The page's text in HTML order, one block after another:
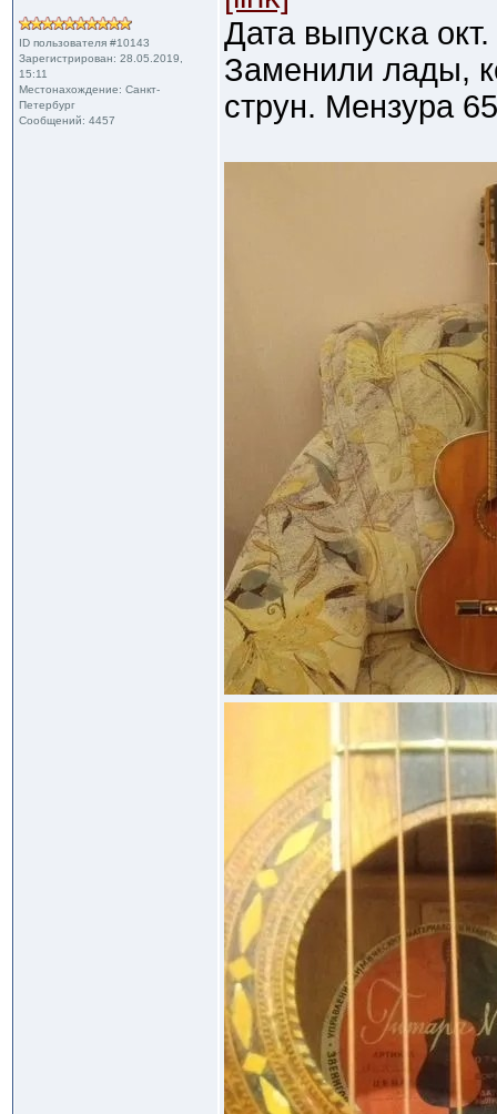
ID пользователя #10143
Зарегистрирован: 28.05.2019,
15:11
Местонахождение: Санкт-
Петербург
Сообщений: 4457
Дата выпуска
Заменили лады,
струн. Мензура